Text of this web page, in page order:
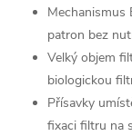
Mechanismus
patron bez
Velký objem
biologickou
Přísavky
fixaci filtru na